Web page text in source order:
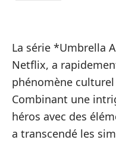
La série *Umbrella
Netflix, a
phénomène
Combinant une
héros avec des
a transcendé les